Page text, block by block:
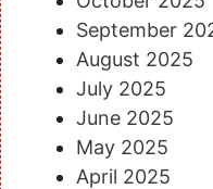
September
August 2025
July 2025
June 2025
May 2025
April 2025